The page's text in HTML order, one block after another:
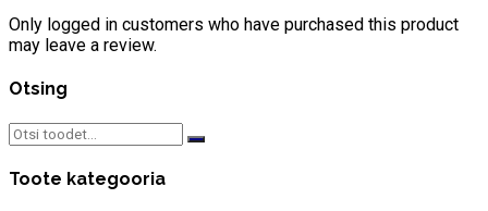
Only logged in customers who have purchased this product
may leave a review.
Otsing
Search
for:
Toote kategooria